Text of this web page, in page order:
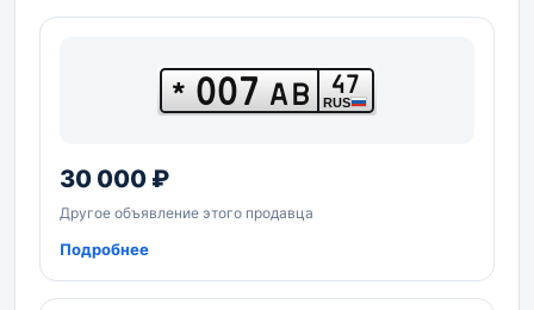
* 007 АВ 47
RUS
30 000 ₽
Другое объявление этого продавца
Подробнее